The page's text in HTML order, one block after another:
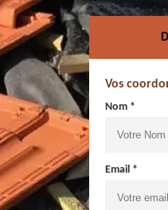
Vos
Nom *
Email *